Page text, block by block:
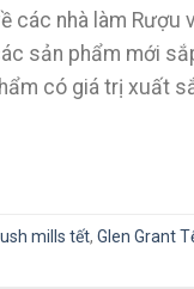
các nhà làm Rượu
sản phẩm mới
có giá trị xuất
mills tết, Glen Grant